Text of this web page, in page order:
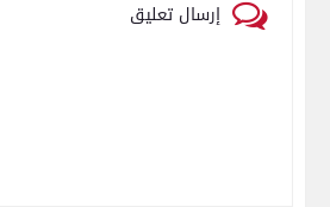
إرسال تعليق